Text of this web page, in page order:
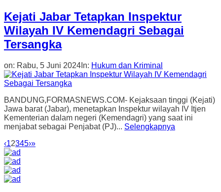
Kejati Jabar Tetapkan Inspektur
Wilayah IV Kemendagri Sebagai
Tersangka
on: Rabu, 5 Juni 2024 In: Hukum dan Kriminal
BANDUNG,FORMASNEWS.COM- Kejaksaan tinggi (Kejati)
Jawa barat (Jabar), menetapkan Inspektur wilayah IV Itjen
Kementerian dalam negeri (Kemendagri) yang saat ini
menjabat sebagai Penjabat (PJ)... Selengkapnya
‹12345›»